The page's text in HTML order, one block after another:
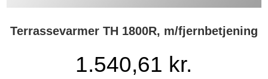
Terrassevarmer TH 1800R, m/fjernbetjening
1.540,61 kr.